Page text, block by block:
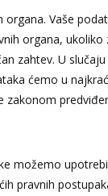
organa. Vaše
organa,
zahtev. U
ćemo u
zakonom
možemo
pravnih